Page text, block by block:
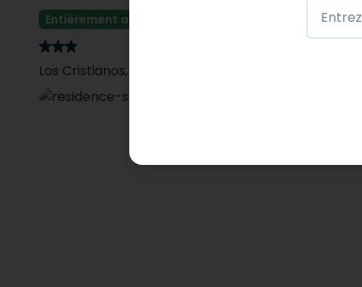
Entièrement accessible
Los Cristianos,